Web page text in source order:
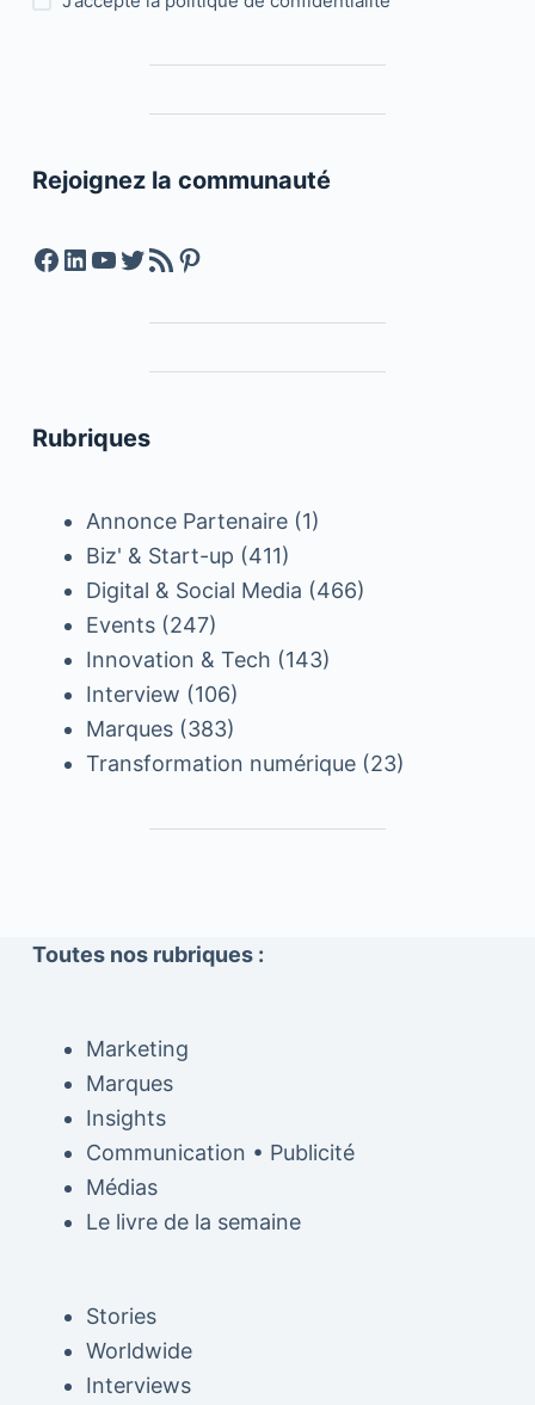
Rejoignez la communauté
Facebook
LinkedIn
YouTube
Twitter
Feed RSSPinterest
Rubriques
Annonce Partenaire(1)
Biz' & Start-up (411)
Digital & Social Media (466)
Events(247)
Innovation & Tech (143)
Interview (106)
Marques(383)
Transformation numérique(23)
Toutes nos rubriques :
Marketing
Marques
Insights
Communication • Publicité
Médias
Le livre de la semaine
Stories
Worldwide
Interviews